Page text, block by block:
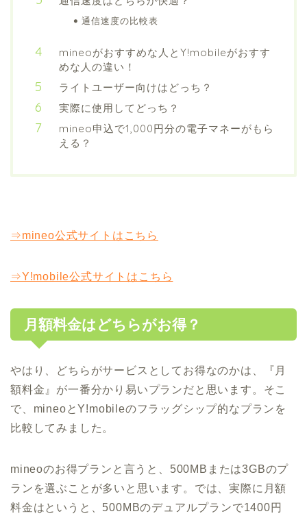
通信速度の比較表
mineoがおすすめな人とY!mobileがおすす
めな人の違い！
ライトユーザー向けはどっち？
実際に使用してどっち？
mineo申込で1,000円分の電子マネーがもら
える？
⇒mineo公式サイトはこちら
⇒Y!mobile公式サイトはこちら
月額料金はどちらがお得？
やはり、どちらがサービスとしてお得なのかは、『月
額料金』が一番分かり易いプランだと思います。そこ
で、mineoとY!mobileのフラッグシップ的なプランを
比較してみました。
mineoのお得プランと言うと、500MBまたは3GBのプ
ランを選ぶことが多いと思います。では、実際に月額
料金はというと、500MBのデュアルプランで1400円